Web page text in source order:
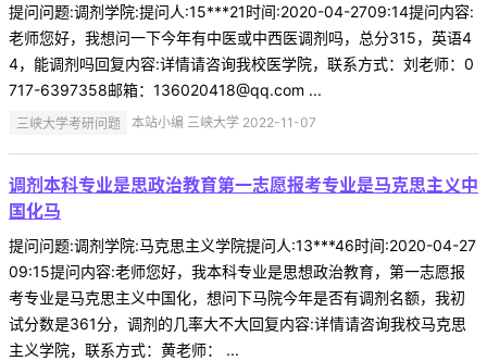
提问问题:调剂学院:提问人:15***21时间:2020-04-2709:14提问内容:
老师您好，我想问一下今年有中医或中西医调剂吗，总分315，英语4
4，能调剂吗回复内容:详情请咨询我校医学院，联系方式：刘老师：0
717-6397358邮箱：136020418@qq.com ...
三峡大学考研问题 本站小编 三峡大学 2022-11-07
调剂本科专业是思政治教育第一志愿报考专业是马克思主义中
国化马
提问问题:调剂学院:马克思主义学院提问人:13***46时间:2020-04-27
09:15提问内容:老师您好，我本科专业是思想政治教育，第一志愿报
考专业是马克思主义中国化，想问下马院今年是否有调剂名额，我初
试分数是361分，调剂的几率大不大回复内容:详情请咨询我校马克思
主义学院，联系方式：黄老师： ...